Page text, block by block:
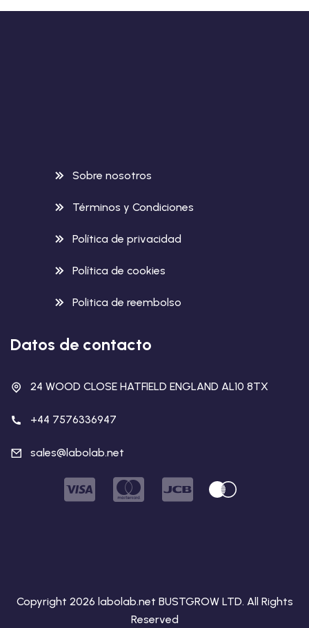
Sobre nosotros
Términos y Condiciones
Política de privacidad
Política de cookies
Politica de reembolso
Datos de contacto
24 WOOD CLOSE HATFIELD ENGLAND AL10 8TX
+44 7576336947
sales@labolab.net
Copyright 2026 labolab.net BUSTGROW LTD. All Rights
Reserved